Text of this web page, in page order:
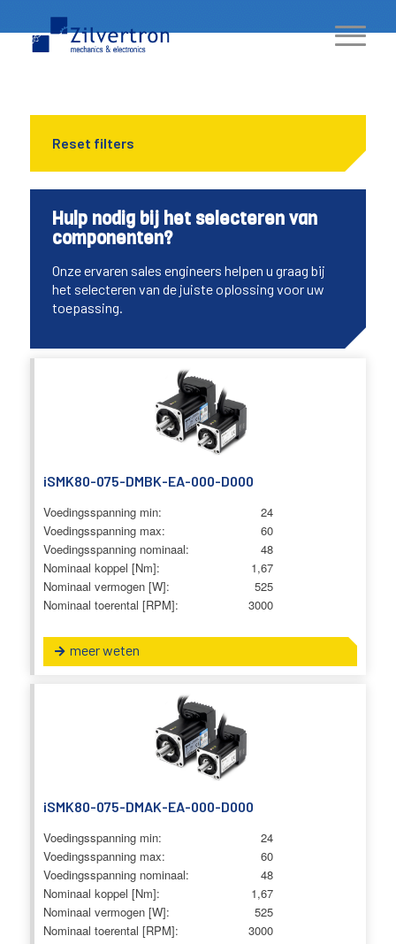
Reset filters
Hulp nodig bij het selecteren van
componenten?
Onze ervaren sales engineers helpen u graag bij
het selecteren van de juiste oplossing voor uw
toepassing.
iSMK80-075-DMBK-EA-000-D000
Voedingsspanning min:
24
Voedingsspanning max:
60
Voedingsspanning nominaal:
48
Nominaal koppel [Nm]:
1,67
Nominaal vermogen [W]:
525
Nominaal toerental [RPM]:
3000
meer weten
iSMK80-075-DMAK-EA-000-D000
Voedingsspanning min:
24
Voedingsspanning max:
60
Voedingsspanning nominaal:
48
Nominaal koppel [Nm]:
1,67
Nominaal vermogen [W]:
525
Nominaal toerental [RPM]:
3000